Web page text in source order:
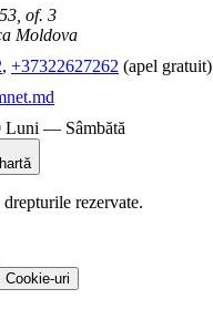
of. 3
Moldova
, +37322627262 (apel gratuit)
— Sâmbătă
drepturile rezervate.
Cookie-uri